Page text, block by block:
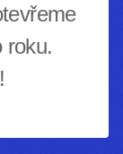
roku.